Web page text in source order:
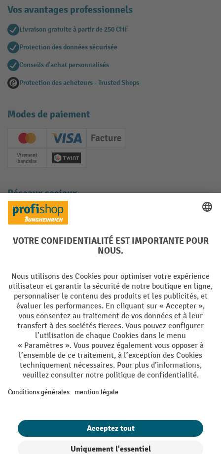
Vos avantages professionnels
Livraison gratuite à partir de 250 CHF
Protection des données sécurisée
Conseils d'achat personnalisés
Protection des acheteurs - Trusted Shops
Modes de paiement
Creditcard (Master)Creditcard (Visa)
Facture
Paiement anticipé
Twint
Réseaux sociaux
Facebook
YouTube
LinkedInInstagram
Conditions générales de vente Mentions Légales
Protection des Données Politique de cookies
All prices excl. VAT plusshipping costsand possible delivery charges,
if not stated otherwise.
s'applique pas aux prix spéciaux. Il n'est pas possible de le combiner
newsletter. Le bon, valable 10 jours, peut être utilisé en ligne pour
toute commande d'un montant net minimum de CHF 250. Le
pourcentage de remise varie selon la catégorie de produits, pouvant